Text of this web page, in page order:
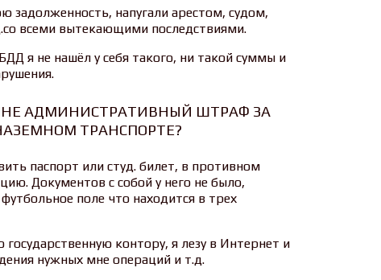
задолженность, напугали арестом, судом,
всеми вытекающими последствиями.
я не нашёл у себя такого, ни такой суммы и
АДМИНИСТРАТИВНЫЙ ШТРАФ ЗА
ТРАНСПОРТЕ?
паспорт или студ. билет, в противном
Документов с собой у него не было,
поле что находится в трех
контору, я лезу в Интернет и
нужных мне операций и т.д.